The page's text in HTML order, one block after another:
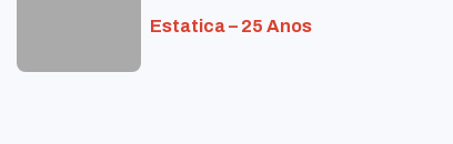
Estatica – 25 Anos